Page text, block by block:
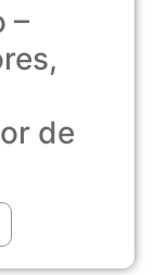
–
de